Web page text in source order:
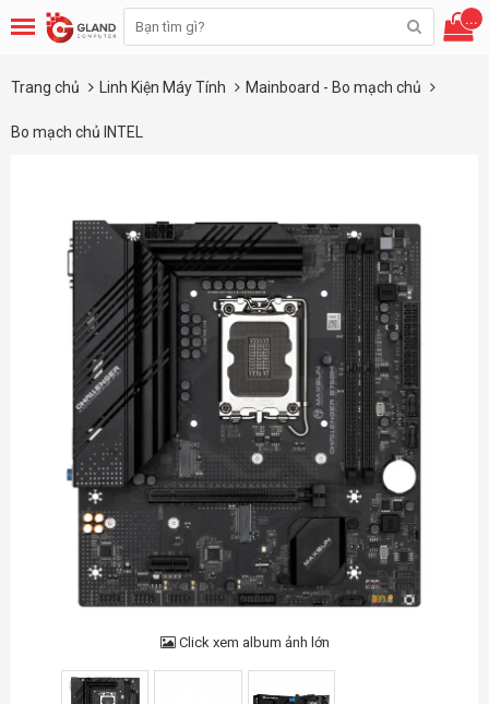
...
Trang chủ Linh Kiện Máy Tính Mainboard - Bo mạch chủ
Bo mạch chủ INTEL
Click xem album ảnh lớn